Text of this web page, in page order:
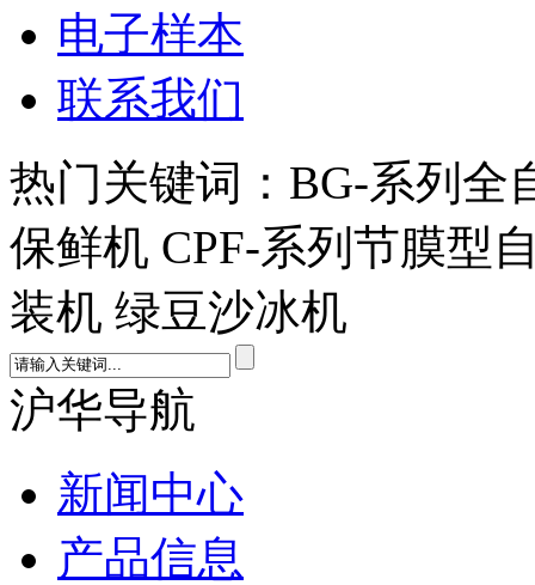
电子样本
联系我们
热门关键词：BG-系列全
保鲜机 CPF-系列节膜型
装机 绿豆沙冰机
沪华导航
新闻中心
产品信息